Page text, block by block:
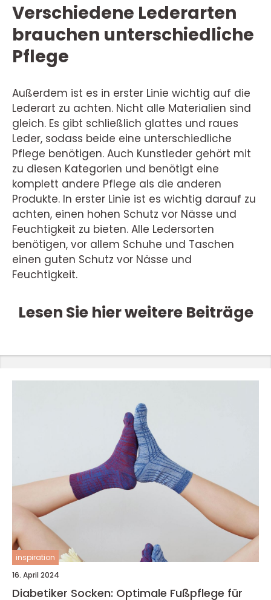
Verschiedene Lederarten
brauchen unterschiedliche
Pflege
Außerdem ist es in erster Linie wichtig auf die
Lederart zu achten. Nicht alle Materialien sind
gleich. Es gibt schließlich glattes und raues
Leder, sodass beide eine unterschiedliche
Pflege benötigen. Auch Kunstleder gehört mit
zu diesen Kategorien und benötigt eine
komplett andere Pflege als die anderen
Produkte. In erster Linie ist es wichtig darauf zu
achten, einen hohen Schutz vor Nässe und
Feuchtigkeit zu bieten. Alle Ledersorten
benötigen, vor allem Schuhe und Taschen
einen guten Schutz vor Nässe und
Feuchtigkeit.
Lesen Sie hier weitere Beiträge
inspiration
16. April 2024
Diabetiker Socken: Optimale Fußpflege für